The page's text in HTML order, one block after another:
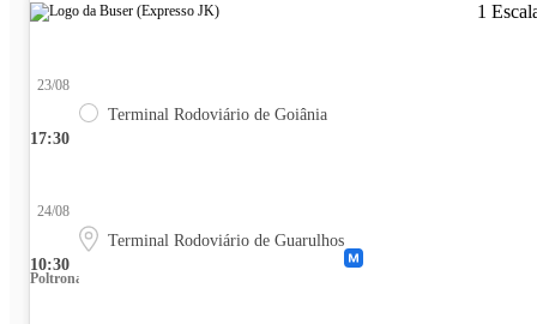
1
17:30
23/08
Terminal Rodoviário de Goiânia
10:30
24/08
Terminal Rodoviário de Guarulhos
Poltrona